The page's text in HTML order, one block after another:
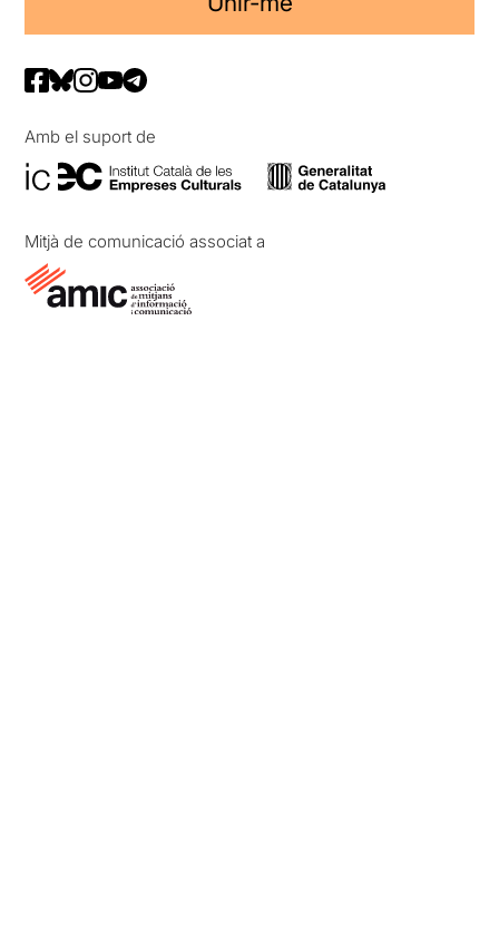
Amb el suport de
Mitjà de comunicació associat a